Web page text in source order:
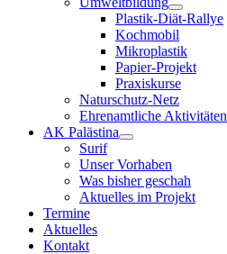
Plastik-Diät-Rallye
Kochmobil
Mikroplastik
Papier-Projekt
Praxiskurse
Naturschutz-Netz
Ehrenamtliche Aktivitäten
AK Palästina
Surif
Unser Vorhaben
Was bisher geschah
Aktuelles im Projekt
Termine
Aktuelles
Kontakt